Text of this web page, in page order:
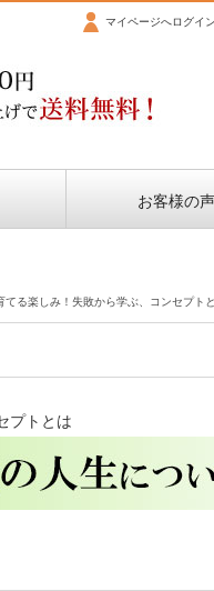
マイページへログイン
お客様の声
てる楽しみ！失敗から学ぶ、コンセプト
プトとは